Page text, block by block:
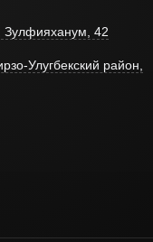
42
Улугбекский район,